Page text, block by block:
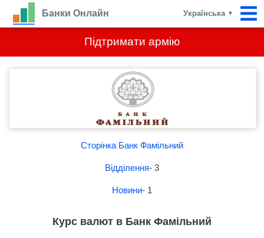
Підтримати армію
Банки Онлайн Українська ▼
Сторінка Банк Фамільний
Відділення- 3
Новини- 1
Курс валют в Банк Фамільний